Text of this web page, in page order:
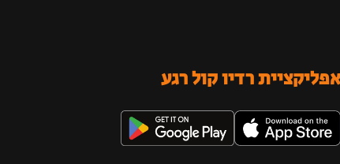
אפליקציית רדיו קול רגע